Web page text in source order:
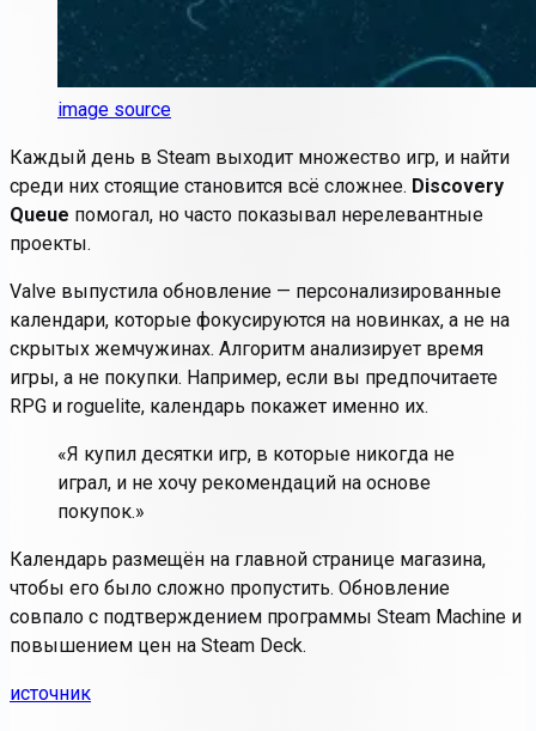
image source
Каждый день в Steam выходит множество игр, и найти
среди них стоящие становится всё сложнее. Discovery
Queue помогал, но часто показывал нерелевантные
проекты.
Valve выпустила обновление — персонализированные
календари, которые фокусируются на новинках, а не на
скрытых жемчужинах. Алгоритм анализирует время
игры, а не покупки. Например, если вы предпочитаете
RPG и roguelite, календарь покажет именно их.
«Я купил десятки игр, в которые никогда не
играл, и не хочу рекомендаций на основе
покупок.»
Календарь размещён на главной странице магазина,
чтобы его было сложно пропустить. Обновление
совпало с подтверждением программы Steam Machine и
повышением цен на Steam Deck.
источник